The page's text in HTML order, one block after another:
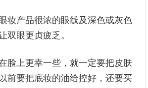
妆产品很浓的眼线及深色或灰色
双眼更贞疲乏。
脸上更幸一些，就一定要把皮肤
前要把底妆的油给控好，还要买